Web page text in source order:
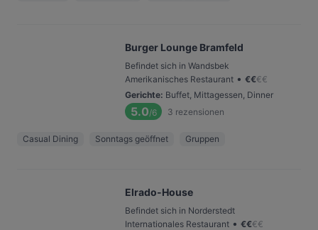
Burger Lounge Bramfeld
Befindet sich in Wandsbek
Amerikanisches Restaurant • €€€€
Gerichte: Buffet, Mittagessen, Dinner
5.0/6 3 rezensionen
Casual Dining Sonntags geöffnet Gruppen
Elrado-House
Befindet sich in Norderstedt
Internationales Restaurant • €€€€